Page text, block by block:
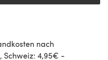
nach
Schweiz: 4,95€ -